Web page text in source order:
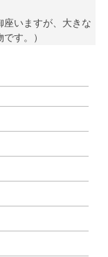
座いますが、大きな
す。）